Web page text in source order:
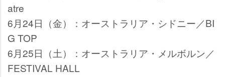
atre
6月24日（金）：オーストラリア・シドニー／BI
G TOP
6月25日（土）：オーストラリア・メルボルン／
FESTIVAL HALL